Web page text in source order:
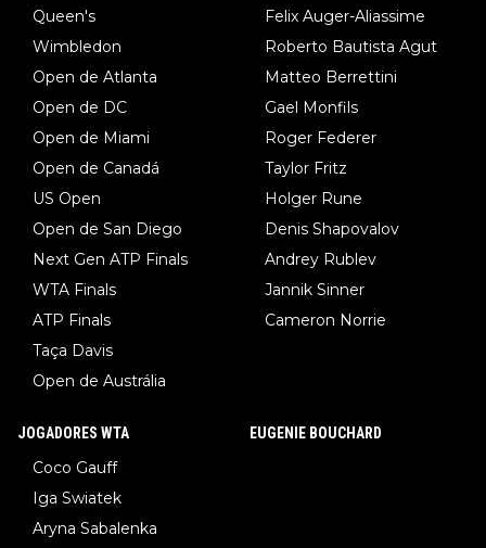
Queen's
Wimbledon
Open de Atlanta
Open de DC
Open de Miami
Open de Canadá
US Open
Open de San Diego
Next Gen ATP Finals
WTA Finals
ATP Finals
Taça Davis
Open de Austrália
Felix Auger-Aliassime
Roberto Bautista Agut
Matteo Berrettini
Gael Monfils
Roger Federer
Taylor Fritz
Holger Rune
Denis Shapovalov
Andrey Rublev
Jannik Sinner
Cameron Norrie
JOGADORES WTA
Coco Gauff
Iga Swiatek
Aryna Sabalenka
EUGENIE BOUCHARD